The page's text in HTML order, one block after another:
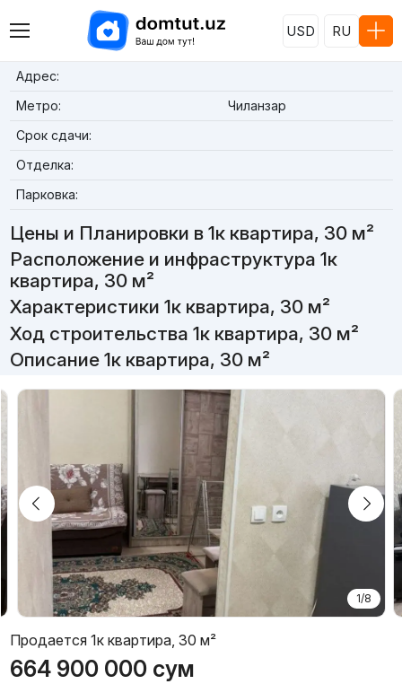
USD RU
Адрес:
Метро:
Чиланзар
Срок сдачи:
Отделка:
Парковка:
Цены и Планировки в 1к квартира, 30 м²
Расположение и инфраструктура 1к
квартира, 30 м²
Характеристики 1к квартира, 30 м²
Ход строительства 1к квартира, 30 м²
Описание 1к квартира, 30 м²
1/8
Продается 1к квартира, 30 м²
664 900 000 сум